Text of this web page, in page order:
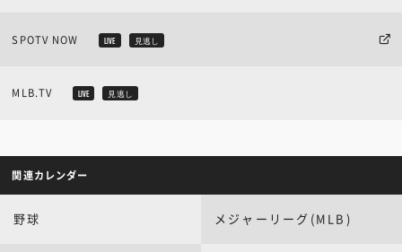
SPOTV NOW LIVE 見逃し
MLB.TV LIVE 見逃し
関連カレンダー
野球 メジャーリーグ(MLB)